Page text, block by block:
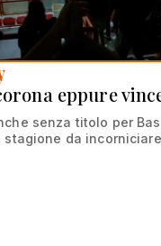
eppure
senza titolo per
stagione da incorniciare